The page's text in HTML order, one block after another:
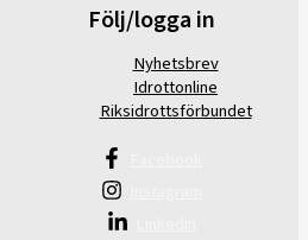
Följ/logga in
Nyhetsbrev
Idrottonline
Riksidrottsförbundet